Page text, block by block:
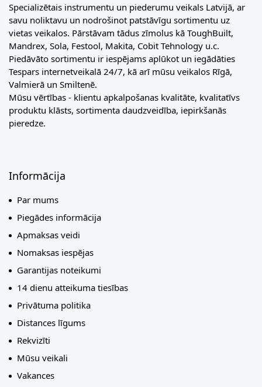
Specializētais instrumentu un piederumu veikals Latvijā, ar
savu noliktavu un nodrošinot patstāvīgu sortimentu uz
vietas veikalos. Pārstāvam tādus zīmolus kā ToughBuilt,
Mandrex, Sola, Festool, Makita, Cobit Tehnology u.c.
Piedāvāto sortimentu ir iespējams aplūkot un iegādāties
Tespars internetveikalā 24/7, kā arī mūsu veikalos Rīgā,
Valmierā un Smiltenē.
Mūsu vērtības - klientu apkalpošanas kvalitāte, kvalitatīvs
produktu klāsts, sortimenta daudzveidība, iepirkšanās
pieredze.
Informācija
Par mums
Piegādes informācija
Apmaksas veidi
Nomaksas iespējas
Garantijas noteikumi
14 dienu atteikuma tiesības
Privātuma politika
Distances līgums
Rekvizīti
Mūsu veikali
Vakances